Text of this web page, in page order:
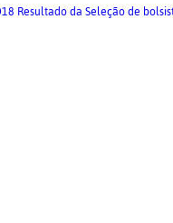
Resultado da Seleção de